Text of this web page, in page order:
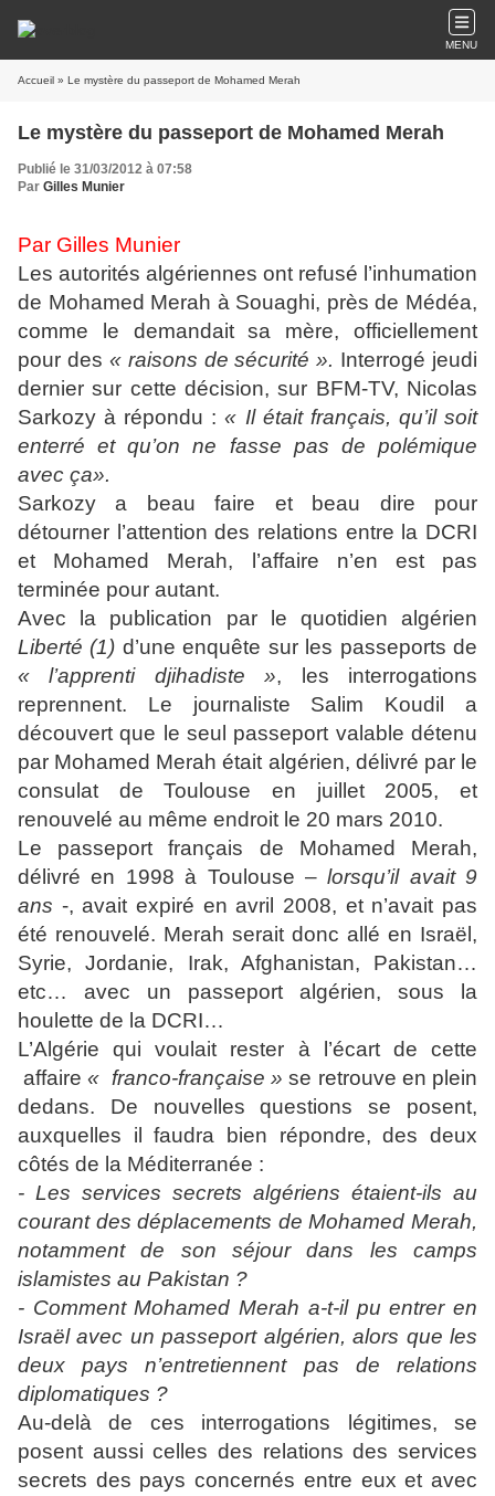
MENU
Accueil » Le mystère du passeport de Mohamed Merah
Le mystère du passeport de Mohamed Merah
Publié le 31/03/2012 à 07:58
Par Gilles Munier
Par Gilles Munier
Les autorités algériennes ont refusé l’inhumation
de Mohamed Merah à Souaghi, près de Médéa,
comme le demandait sa mère, officiellement
pour des « raisons de sécurité ». Interrogé jeudi
dernier sur cette décision, sur BFM-TV, Nicolas
Sarkozy à répondu :« Il était français, qu’il soit
enterré et qu’on ne fasse pas de polémique
avec ça».
Sarkozy a beau faire et beau dire pour
détourner l’attention des relations entre la DCRI
et Mohamed Merah, l’affaire n’en est pas
terminée pour autant.
Avec la publication par le quotidien algérien
Liberté (1) d’une enquête sur les passeports de
« l’apprenti djihadiste », les interrogations
reprennent. Le journaliste Salim Koudil a
découvert que le seul passeport valable détenu
par Mohamed Merah était algérien, délivré par le
consulat de Toulouse en juillet 2005, et
renouvelé au même endroit le 20 mars 2010.
Le passeport français de Mohamed Merah,
délivré en 1998 à Toulouse –lorsqu’il avait 9
ans -, avait expiré en avril 2008, et n’avait pas
été renouvelé. Merah serait donc allé en Israël,
Syrie, Jordanie, Irak, Afghanistan, Pakistan…
etc… avec un passeport algérien, sous la
houlette de la DCRI…
L’Algérie qui voulait rester à l’écart de cette
affaire « franco-française » se retrouve en plein
dedans. De nouvelles questions se posent,
auxquelles il faudra bien répondre, des deux
côtés de la Méditerranée :
- Les services secrets algériens étaient-ils au
courant des déplacements de Mohamed Merah,
notamment de son séjour dans les camps
islamistes au Pakistan ?
- Comment Mohamed Merah a-t-il pu entrer en
Israël avec un passeport algérien, alors que les
deux pays n’entretiennent pas de relations
diplomatiques ?
Au-delà de ces interrogations légitimes, se
posent aussi celles des relations des services
secrets des pays concernés entre eux et avec